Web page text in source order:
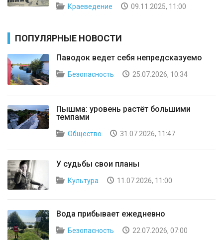
Краеведение 09.11.2025, 11:00
ПОПУЛЯРНЫЕ НОВОСТИ
Паводок ведет себя непредсказуемо
Безопасность 25.07.2026, 10:34
Пышма: уровень растёт большими
темпами
Общество 31.07.2026, 11:47
У судьбы свои планы
Культура 11.07.2026, 11:00
Вода прибывает ежедневно
Безопасность 22.07.2026, 07:00